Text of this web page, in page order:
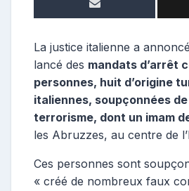
La justice italienne a
lancé des mandats d’arrêt
personnes, huit d’origine
italiennes, soupçonnées
terrorisme, dont un imam
les Abruzzes, au centre de
Ces personnes sont
« créé de nombreux faux